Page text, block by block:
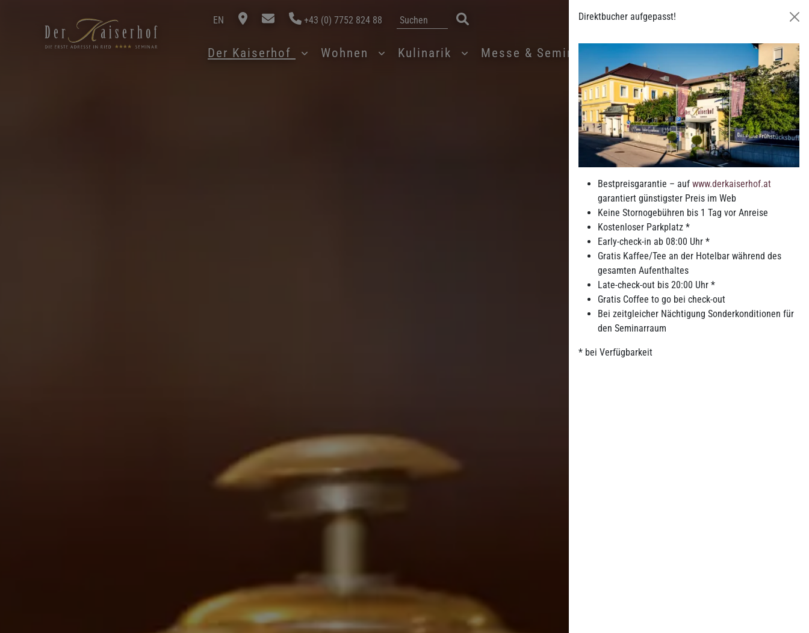
EN +43 (0) 7752 824 88
Der Kaiserhof Wohnen Kulinarik Messe & Seminare Freizeit
Direktbucher aufgepasst!
Bestpreisgarantie – auf www.derkaiserhof.at
garantiert günstigster Preis im Web
Keine Stornogebühren bis 1 Tag vor Anreise
Kostenloser Parkplatz *
Early-check-in ab 08:00 Uhr *
Gratis Kaffee/Tee an der Hotelbar während des
gesamten Aufenthaltes
Late-check-out bis 20:00 Uhr *
Gratis Coffee to go bei check-out
Bei zeitgleicher Nächtigung Sonderkonditionen für
den Seminarraum
* bei Verfügbarkeit